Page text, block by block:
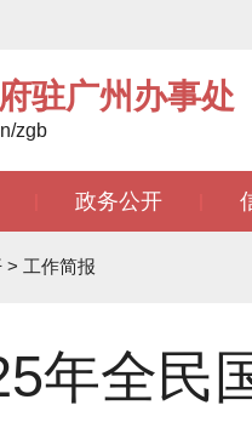
驻广州办事处
zgb
政务公开
> 工作简报
年全民